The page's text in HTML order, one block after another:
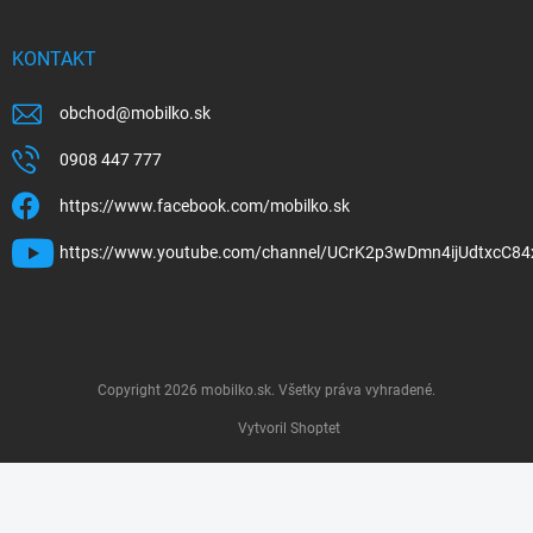
KONTAKT
obchod@mobilko.sk
0908 447 777
https://www.facebook.com/mobilko.sk
https://www.youtube.com/channel/
Vytvoril Shoptet
Copyright 2026 mobilko.sk. Všetky práva vyhradené.